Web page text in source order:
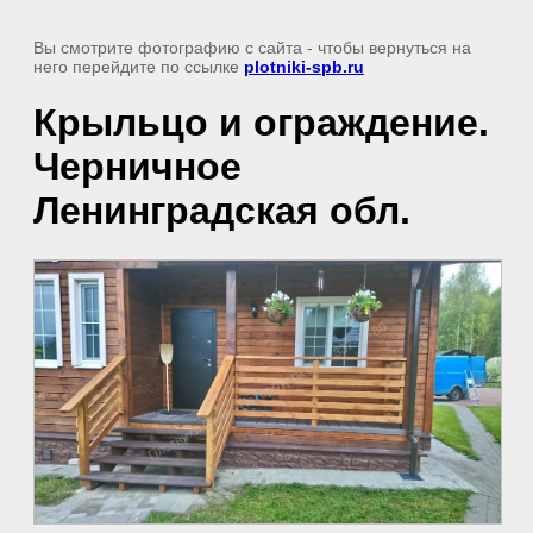
Вы смотрите фотографию с сайта - чтобы вернуться на
него перейдите по ссылке plotniki-spb.ru
Крыльцо и ограждение.
Черничное
Ленинградская обл.